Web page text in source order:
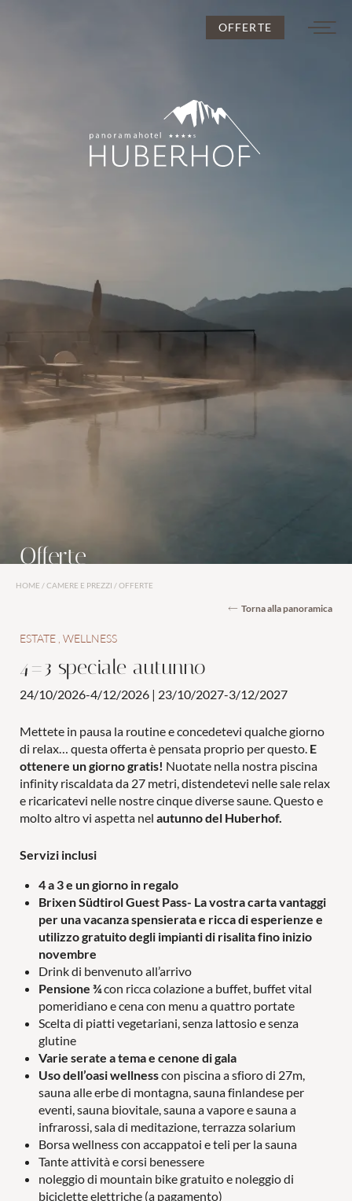
Camere e prezzi
Camere e suite
Richiesta
Wellness
Attività
In famiglia
MONDO DI GIOCHI PER LE COPPIE
PISCINE LAST MINUTE
OFFERTE
Offerte
HOME /CAMERE E PREZZI /OFFERTE
Torna alla panoramica
ESTATE WELLNESS
4=3 speciale autunno
24/10/2026-4/12/2026 | 23/10/2027-3/12/2027
Mettete in pausa la routine e concedetevi qualche giorno
di relax… questa offerta è pensata proprio per questo. E
ottenere un giorno gratis! Nuotate nella nostra piscina
infinity riscaldata da 27 metri, distendetevi nelle sale relax
e ricaricatevi nelle nostre cinque diverse saune. Questo e
molto altro vi aspetta nel autunno del Huberhof.
Servizi inclusi
4 a 3 e un giorno in regalo
Brixen Südtirol Guest Pass- La vostra carta vantaggi
per una vacanza spensierata e ricca di esperienze e
utilizzo gratuito degli impianti di risalita fino inizio
novembre
Drink di benvenuto all’arrivo
Pensione ¾con ricca colazione a buffet, buffet vital
pomeridiano e cena con menu a quattro portate
Scelta di piatti vegetariani, senza lattosio e senza
glutine
Varie serate a tema e cenone di gala
Uso dell’oasi wellnesscon piscina a sfioro di 27m,
sauna alle erbe di montagna, sauna finlandese per
eventi, sauna biovitale, sauna a vapore e sauna a
infrarossi, sala di meditazione, terrazza solarium
Borsa wellness con accappatoi e teli per la sauna
Tante attività e corsi benessere
noleggio di mountain bike gratuito e noleggio di
biciclette elettriche (a pagamento)